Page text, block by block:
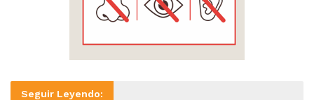
Seguir Leyendo: